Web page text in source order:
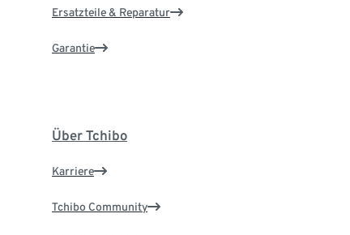
Ersatzteile & Reparatur
Garantie
Über Tchibo
Karriere
Tchibo Community